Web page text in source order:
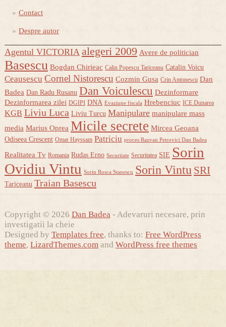
Contact
Despre autor
Agentul VICTORIA alegeri 2009 Avere de politician
Basescu Bogdan Chirieac Calin Popescu Tariceanu Catalin Voicu
Ceausescu Cornel Nistorescu Cozmin Gusa Crin Antonescu Dan
Badea Dan Radu Rusanu Dan Voiculescu Dezinformare
Dezinformarea zilei DGIPI DNA Evaziune fiscala Hrebenciuc ICE Dunarea
KGB Liviu Luca Liviu Turcu Manipulare manipulare mass
media Marius Oprea Micile secrete Mircea Geoana
Odiseea Crescent Omar Hayssam Patriciu proces Razvan Petrovici Dan Badea
Realitatea Tv Romania Rudas Erno Securitate Securitatea SIE Sorin
Ovidiu Vintu Sorin Rosca Stanescu Sorin Vintu SRI
Tariceanu Traian Basescu
Copyright © 2026 Dan Badea - Adevaruri necesare, prin
investigatii la cheie
Designed by Templates free, thanks to: Free WordPress
theme, LizardThemes.comand WordPress free themes